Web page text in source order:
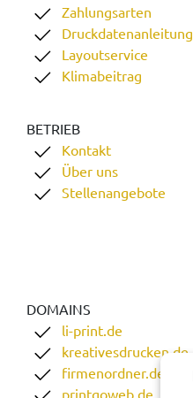
Zahlungsarten
Druckdatenanleitung
Layoutservice
Klimabeitrag
BETRIEB
Kontakt
Über uns
Stellenangebote
DOMAINS
li-print.de
kreativesdrucken.de
firmenordner.de
printgoweb.de